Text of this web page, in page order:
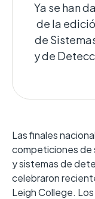
Ya se han
de la
de
y de
Las finales
competiciones de
y sistemas de
celebraron
Leigh College.